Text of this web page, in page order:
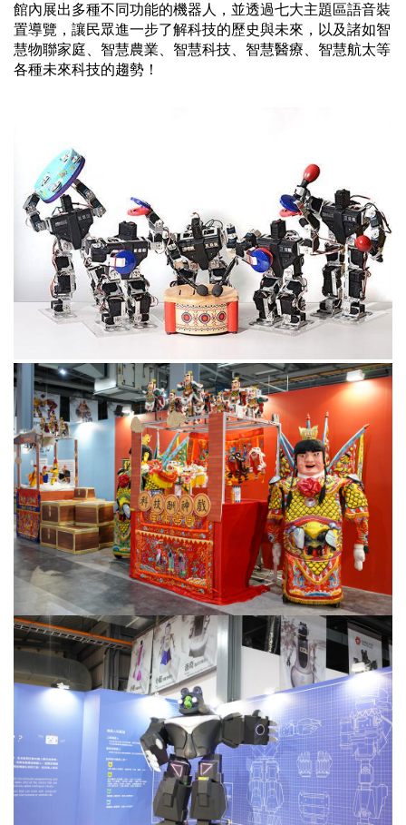
館內展出多種不同功能的機器人，並透過七大主題區語音裝
置導覽，讓民眾進一步了解科技的歷史與未來，以及諸如智
慧物聯家庭、智慧農業、智慧科技、智慧醫療、智慧航太等
各種未來科技的趨勢！